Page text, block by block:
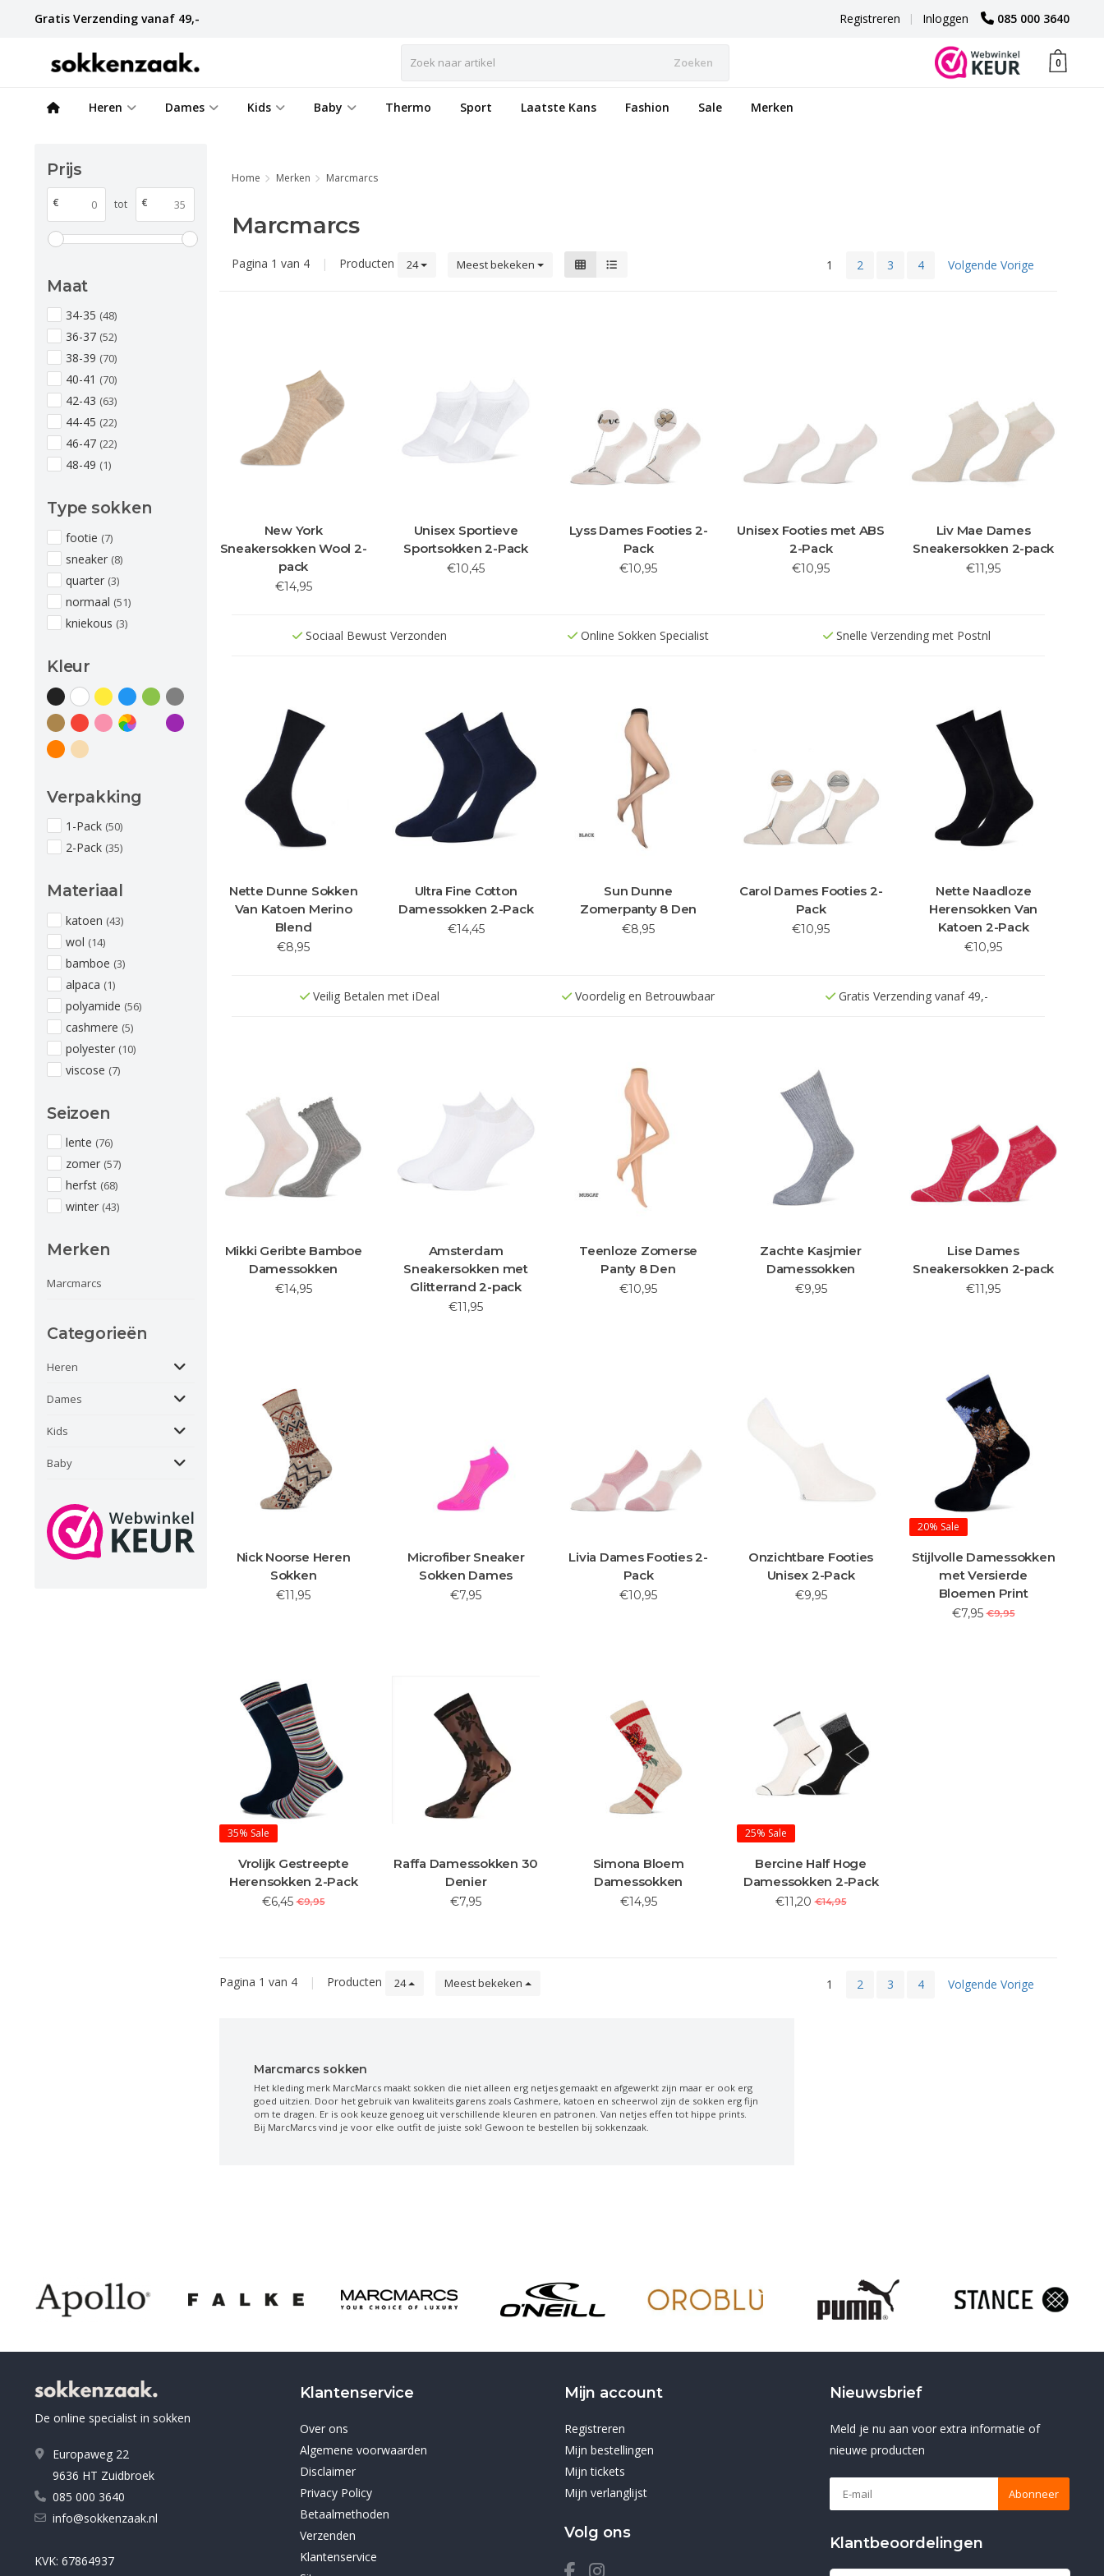
Gratis Verzending vanaf 49,- 085 000 3640
Inloggen
|
Registreren
Zoeken 0
Heren Dames Kids Baby Thermo Sport Laatste Kans Fashion Sale Merken
Prijs
€ tot €
Maat
34-35 (48)
36-37 (52)
38-39 (70)
40-41 (70)
42-43 (63)
44-45 (22)
46-47 (22)
48-49 (1)
Type sokken
footie (7)
sneaker (8)
quarter (3)
normaal (51)
kniekous (3)
Kleur
Verpakking
1-Pack (50)
2-Pack (35)
Materiaal
katoen (43)
wol (14)
bamboe (3)
alpaca (1)
polyamide (56)
cashmere (5)
polyester (10)
viscose (7)
Seizoen
lente (76)
zomer (57)
herfst (68)
winter (43)
Merken
Marcmarcs
Categorieën
Heren
Dames
Kids
Baby
Home Merken Marcmarcs
Marcmarcs
Pagina 1 van 4 | Producten 24 Meest bekeken 1 2 3 4 Volgende Vorige
New York
Sneakersokken Wool 2-
pack
€14,95
Unisex Sportieve
Sportsokken 2-Pack
€10,45
Lyss Dames Footies 2-
Pack
€10,95
Unisex Footies met ABS
2-Pack
€10,95
Liv Mae Dames
Sneakersokken 2-pack
€11,95
Sociaal Bewust Verzonden Online Sokken Specialist Snelle Verzending met Postnl
Nette Dunne Sokken
Van Katoen Merino
Blend
€8,95
Ultra Fine Cotton
Damessokken 2-Pack
€14,45
Sun Dunne
Zomerpanty 8 Den
€8,95
Carol Dames Footies 2-
Pack
€10,95
Nette Naadloze
Herensokken Van
Katoen 2-Pack
€10,95
Veilig Betalen met iDeal Voordelig en Betrouwbaar Gratis Verzending vanaf 49,-
Mikki Geribte Bamboe
Damessokken
€14,95
Amsterdam
Sneakersokken met
Glitterrand 2-pack
€11,95
Teenloze Zomerse
Panty 8 Den
€10,95
Zachte Kasjmier
Damessokken
€9,95
Lise Dames
Sneakersokken 2-pack
€11,95
Nick Noorse Heren
Sokken
€11,95
Microfiber Sneaker
Sokken Dames
€7,95
Livia Dames Footies 2-
Pack
€10,95
Onzichtbare Footies
Unisex 2-Pack
€9,95
20% Sale
Stijlvolle Damessokken
met Versierde
Bloemen Print
€7,95 €9,95
35% Sale
Vrolijk Gestreepte
Herensokken 2-Pack
€6,45 €9,95
Raffa Damessokken 30
Denier
€7,95
Simona Bloem
Damessokken
€14,95
25% Sale
Bercine Half Hoge
Damessokken 2-Pack
€11,20 €14,95
Pagina 1 van 4 | Producten 24 Meest bekeken 1 2 3 4 Volgende Vorige
Marcmarcs sokken
Het kleding merk MarcMarcs maakt sokken die niet alleen erg netjes gemaakt en afgewerkt zijn maar er ook erg
goed uitzien. Door het gebruik van kwaliteits garens zoals Cashmere, katoen en scheerwol zijn de sokken erg fijn
om te dragen. Er is ook keuze genoeg uit verschillende kleuren en patronen. Van netjes effen tot hippe prints.
Bij MarcMarcs vind je voor elke outfit de juiste sok! Gewoon te bestellen bij sokkenzaak.
De online specialist in sokken
Europaweg 22
9636 HT Zuidbroek
085 000 3640
info@sokkenzaak.nl
KVK: 67864937
Klantenservice
Over ons
Algemene voorwaarden
Disclaimer
Privacy Policy
Betaalmethoden
Verzenden
Klantenservice
Mijn account
Registreren
Mijn bestellingen
Mijn tickets
Mijn verlanglijst
Volg ons
Nieuwsbrief
Meld je nu aan voor extra informatie of
nieuwe producten
Abonneer
Klantbeoordelingen